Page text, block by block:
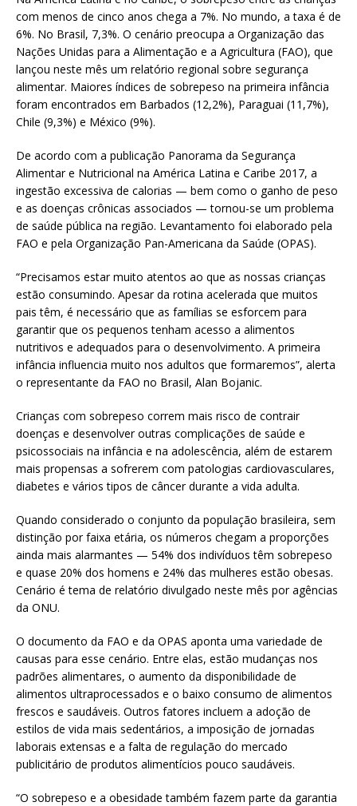
at
s
A
p
p
ai
l
ar
e
com menos de cinco anos chega a 7%. No mundo, a taxa é de
6%. No Brasil, 7,3%. O cenário preocupa a Organização das
Nações Unidas para a Alimentação e a Agricultura (FAO), que
lançou neste mês um relatório regional sobre segurança
alimentar. Maiores índices de sobrepeso na primeira infância
foram encontrados em Barbados (12,2%), Paraguai (11,7%),
Chile (9,3%) e México (9%).
De acordo com a publicação Panorama da Segurança
Alimentar e Nutricional na América Latina e Caribe 2017, a
ingestão excessiva de calorias — bem como o ganho de peso
e as doenças crônicas associados — tornou-se um problema
de saúde pública na região. Levantamento foi elaborado pela
FAO e pela Organização Pan-Americana da Saúde (OPAS).
“Precisamos estar muito atentos ao que as nossas crianças
estão consumindo. Apesar da rotina acelerada que muitos
pais têm, é necessário que as famílias se esforcem para
garantir que os pequenos tenham acesso a alimentos
nutritivos e adequados para o desenvolvimento. A primeira
infância influencia muito nos adultos que formaremos”, alerta
o representante da FAO no Brasil, Alan Bojanic.
Crianças com sobrepeso correm mais risco de contrair
doenças e desenvolver outras complicações de saúde e
psicossociais na infância e na adolescência, além de estarem
mais propensas a sofrerem com patologias cardiovasculares,
diabetes e vários tipos de câncer durante a vida adulta.
Quando considerado o conjunto da população brasileira, sem
distinção por faixa etária, os números chegam a proporções
ainda mais alarmantes — 54% dos indivíduos têm sobrepeso
e quase 20% dos homens e 24% das mulheres estão obesas.
Cenário é tema de relatório divulgado neste mês por agências
da ONU.
O documento da FAO e da OPAS aponta uma variedade de
causas para esse cenário. Entre elas, estão mudanças nos
padrões alimentares, o aumento da disponibilidade de
alimentos ultraprocessados e o baixo consumo de alimentos
frescos e saudáveis. Outros fatores incluem a adoção de
estilos de vida mais sedentários, a imposição de jornadas
laborais extensas e a falta de regulação do mercado
publicitário de produtos alimentícios pouco saudáveis.
“O sobrepeso e a obesidade também fazem parte da garantia